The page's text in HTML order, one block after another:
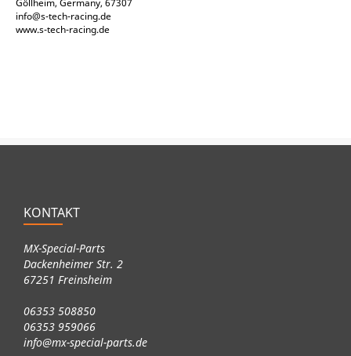
Göllheim, Germany, 67307
info@s-tech-racing.de
www.s-tech-racing.de
KONTAKT
MX-Special-Parts
Dackenheimer Str. 2
67251 Freinsheim
06353 508850
06353 959066
info@mx-special-parts.de